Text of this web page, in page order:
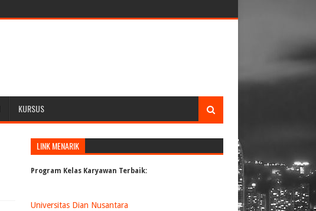
KURSUS
LINK MENARIK
Program Kelas Karyawan Terbaik:
Universitas Dian Nusantara